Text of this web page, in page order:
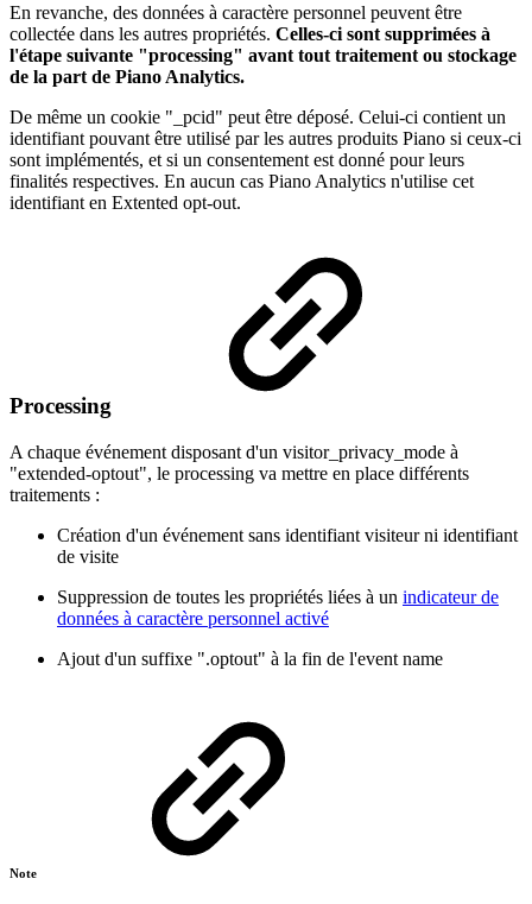
En revanche, des données à caractère personnel peuvent être
collectée dans les autres propriétés. Celles-ci sont supprimées à
l'étape suivante "processing" avant tout traitement ou stockage
de la part de Piano Analytics.
De même un cookie "_pcid" peut être déposé. Celui-ci contient un
identifiant pouvant être utilisé par les autres produits Piano si ceux-ci
sont implémentés, et si un consentement est donné pour leurs
finalités respectives. En aucun cas Piano Analytics n'utilise cet
identifiant en Extented opt-out.
Processing
A chaque événement disposant d'un visitor_privacy_mode à
"extended-optout", le processing va mettre en place différents
traitements :
Création d'un événement sans identifiant visiteur ni identifiant
de visite
Suppression de toutes les propriétés liées à un indicateur de
données à caractère personnel activé
Ajout d'un suffixe ".optout" à la fin de l'event name
Note